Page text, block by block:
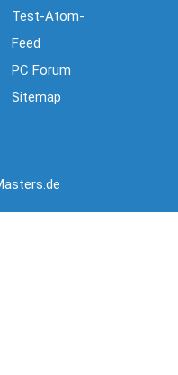
Test-Atom-
Feed
PC Forum
Sitemap